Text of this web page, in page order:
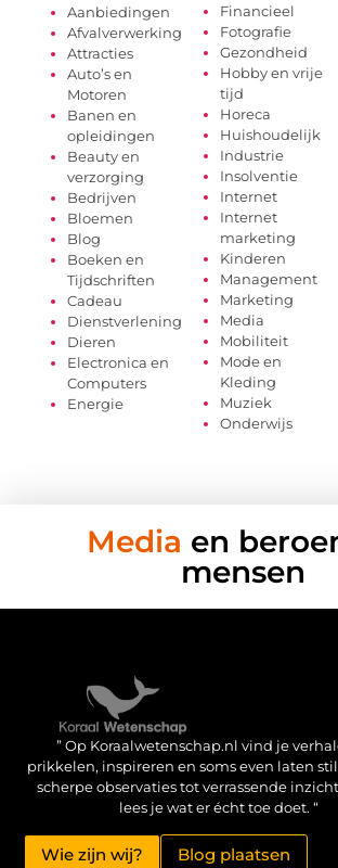
Aanbiedingen
Afvalverwerking
Attracties
Auto’s en
Motoren
Banen en
opleidingen
Beauty en
verzorging
Bedrijven
Bloemen
Blog
Boeken en
Tijdschriften
Cadeau
Dienstverlening
Dieren
Electronica en
Computers
Energie
Financieel
Fotografie
Gezondheid
Hobby en vrije
tijd
Horeca
Huishoudelijk
Industrie
Insolventie
Internet
Internet
marketing
Kinderen
Management
Marketing
Media
Mobiliteit
Mode en
Kleding
Muziek
Onderwijs
Media en
mensen
” Op Koraalwetenschap.nl vind je
prikkelen, inspireren en soms even laten
scherpe observaties tot verrassende
lees je wat er écht toe doet. “
Wie zijn wij? Blog plaatsen